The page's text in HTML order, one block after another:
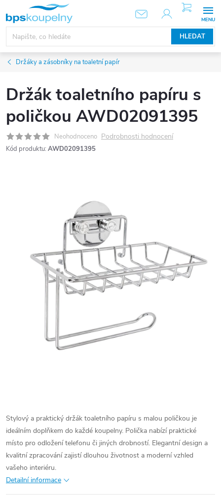
obsah
HLEDAT
NÁKUPNÍ
KOŠÍK
Držáky a zásobníky na toaletní papír
Držák toaletního papíru s
poličkou AWD02091395
Neohodnoceno Podrobnosti hodnocení
Kód produktu: AWD02091395
Stylový a praktický držák toaletního papíru s malou poličkou je
ideálním doplňkem do každé koupelny. Polička nabízí praktické
místo pro odložení telefonu či jiných drobností. Elegantní design a
kvalitní zpracování zajistí dlouhou životnost a moderní vzhled
vašeho interiéru.
Detailní informace